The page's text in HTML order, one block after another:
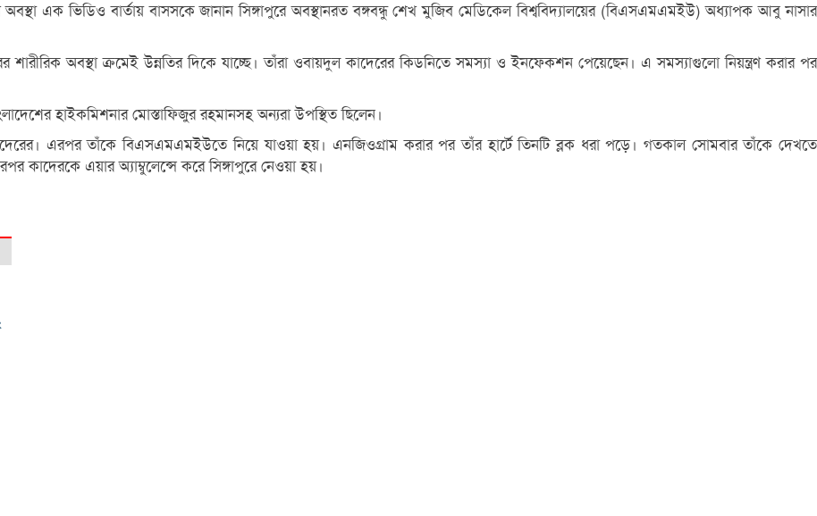
এক ভিডিও বার্তায় বাসসকে জানান সিঙ্গাপুরে অবস্থানরত বঙ্গবন্ধু শেখ মুজিব মেডিকেল বিশ্ববিদ্যালয়ের (বিএসএমএমইউ) অধ্যাপক আবু নাসার
অবস্থা ক্রমেই উন্নতির দিকে যাচ্ছে। তাঁরা ওবায়দুল কাদেরের কিডনিতে সমস্যা ও ইনফেকশন পেয়েছেন। এ সমস্যাগুলো নিয়ন্ত্রণ করার পর
হাইকমিশনার মোস্তাফিজুর রহমানসহ অন্যরা উপস্থিত ছিলেন।
এরপর তাঁকে বিএসএমএমইউতে নিয়ে যাওয়া হয়। এনজিওগ্রাম করার পর তাঁর হার্টে তিনটি ব্লক ধরা পড়ে। গতকাল সোমবার তাঁকে দেখতে
কাদেরকে এয়ার অ্যাম্বুলেন্সে করে সিঙ্গাপুরে নেওয়া হয়।